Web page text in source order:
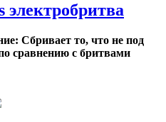
электробритва
: Сбривает то, что не под
сравнению с бритвами